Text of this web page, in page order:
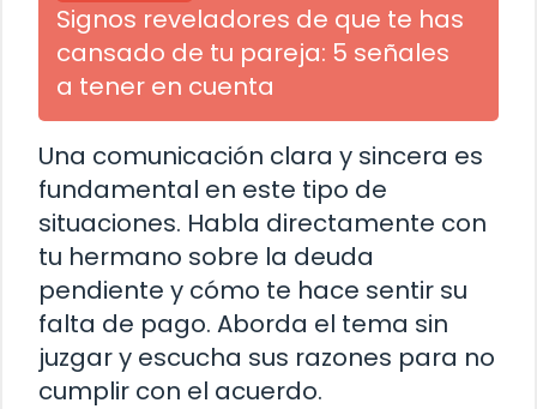
Signos reveladores de que te has
cansado de tu pareja: 5 señales
a tener en cuenta
Una comunicación clara y sincera es
fundamental en este tipo de
situaciones. Habla directamente con
tu hermano sobre la deuda
pendiente y cómo te hace sentir su
falta de pago. Aborda el tema sin
juzgar y escucha sus razones para no
cumplir con el acuerdo.